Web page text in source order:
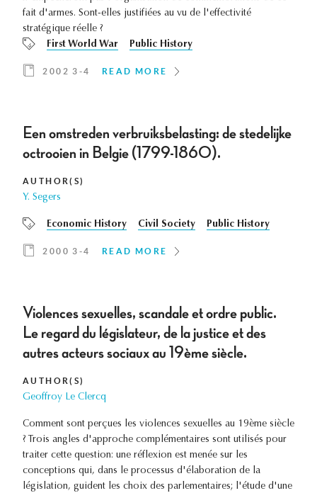
fait d'armes. Sont-elles justifiées au vu de l'effectivité
stratégique réelle ?
First World War
Public History
2002 3-4 READ MORE
Een omstreden verbruiksbelasting: de stedelijke
octrooien in Belgie (1799-1860).
AUTHOR(S)
Y. Segers
Economic History Civil Society Public History
2000 3-4 READ MORE
Violences sexuelles, scandale et ordre public.
Le regard du législateur, de la justice et des
autres acteurs sociaux au 19ème siècle.
AUTHOR(S)
Geoffroy Le Clercq
Comment sont perçues les violences sexuelles au 19ème siècle
? Trois angles d'approche complémentaires sont utilisés pour
traiter cette question: une réflexion est menée sur les
conceptions qui, dans le processus d'élaboration de la
législation, guident les choix des parlementaires; l'étude d'une